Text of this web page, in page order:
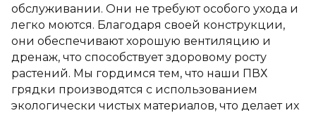
обслуживании. Они не требуют особого ухода и
легко моются. Благодаря своей конструкции,
они обеспечивают хорошую вентиляцию и
дренаж, что способствует здоровому росту
растений. Мы гордимся тем, что наши ПВХ
грядки производятся с использованием
экологически чистых материалов, что делает их